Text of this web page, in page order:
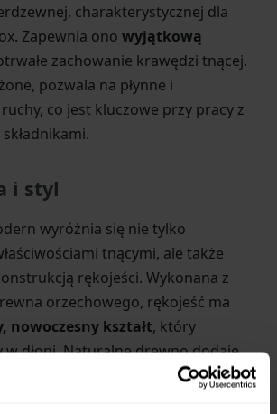
charakterystycznej dla
Zapewnia ono wyjątkową
zachowanie krawędzi tnącej.
pozwala na płynne i
co jest kluczowe przy pracy z
i styl
wyróżnia się nie tylko
tnącymi, ale także
rękojeści. Wykonana z
orzechowego, rękojeść ma
nowoczesny kształt, który
w dłoni. Naturalne drewno dodaje
a jednocześnie zapewnia pewny